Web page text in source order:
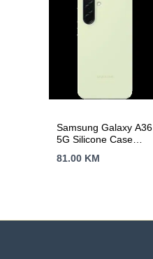
Samsung Galaxy A36
5G Silicone Case
81.00 KM